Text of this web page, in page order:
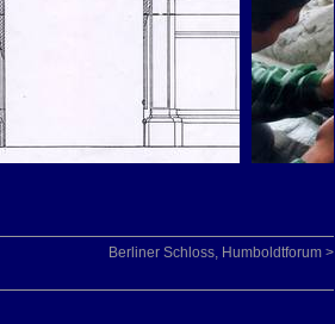
Berliner Schloss, Humboldtforum >